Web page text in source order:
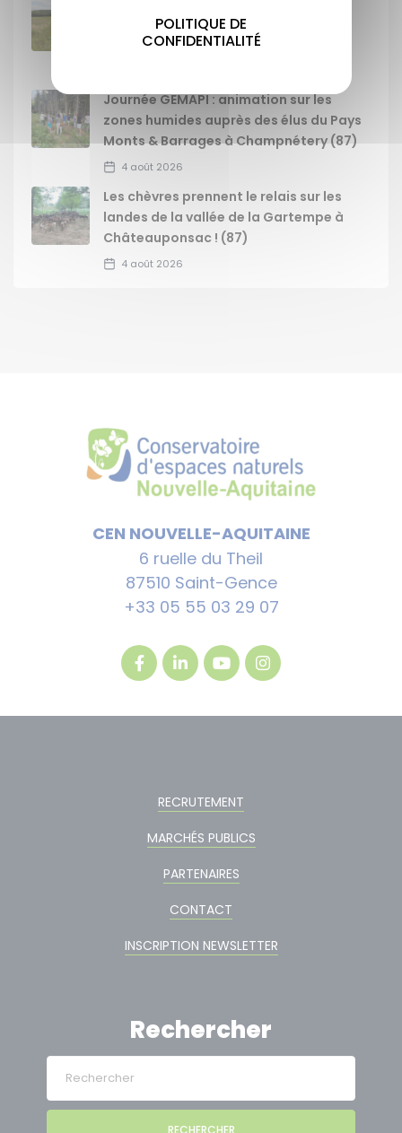
POLITIQUE DE
CONFIDENTIALITÉ
superficie de 62 ha, dans le
département de la Haute-Vienne
Journée GEMAPI : animation sur les
zones humides auprès des élus du Pays
Monts & Barrages à Champnétery (87)
4 août 2026
Les chèvres prennent le relais sur les
landes de la vallée de la Gartempe à
Châteauponsac ! (87)
4 août 2026
CEN NOUVELLE-AQUITAINE
6 ruelle du Theil
87510 Saint-Gence
+33 05 55 03 29 07
RECRUTEMENT
MARCHÉS PUBLICS
PARTENAIRES
CONTACT
INSCRIPTION NEWSLETTER
Rechercher
RECHERCHER